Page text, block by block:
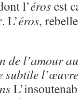
l’érosest
L’éros,
de l’amour
subtile